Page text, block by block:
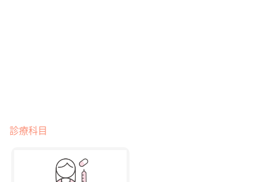
診療科目